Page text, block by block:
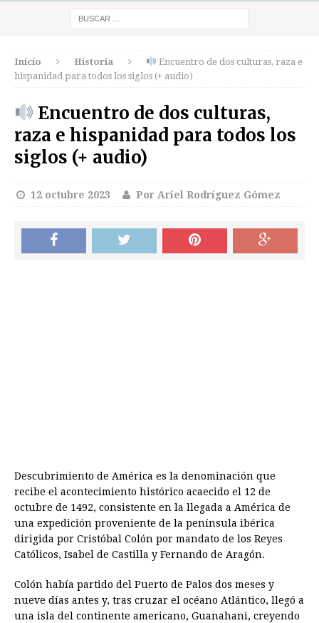
Inicio Historia
Encuentro de dos culturas, raza e
hispanidad para todos los siglos (+ audio)
Encuentro de dos culturas,
raza e hispanidad para todos los
siglos (+ audio)
12 octubre 2023 Por Ariel Rodríguez Gómez
Descubrimiento de América es la denominación que
recibe el acontecimiento histórico acaecido el 12 de
octubre de 1492, consistente en la llegada a América de
una expedición proveniente de la península ibérica
dirigida por Cristóbal Colón por mandato de los Reyes
Católicos, Isabel de Castilla y Fernando de Aragón.
Colón había partido del Puerto de Palos dos meses y
nueve días antes y, tras cruzar el océano Atlántico, llegó a
una isla del continente americano, Guanahani, creyendo